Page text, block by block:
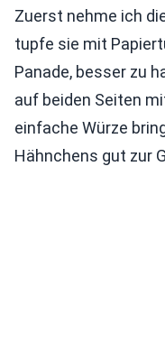
Zuerst nehme ich
tupfe sie mit
Panade, besser zu
auf beiden Seiten
einfache Würze
Hähnchens gut zur